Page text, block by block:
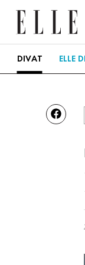
DIVAT ELLE